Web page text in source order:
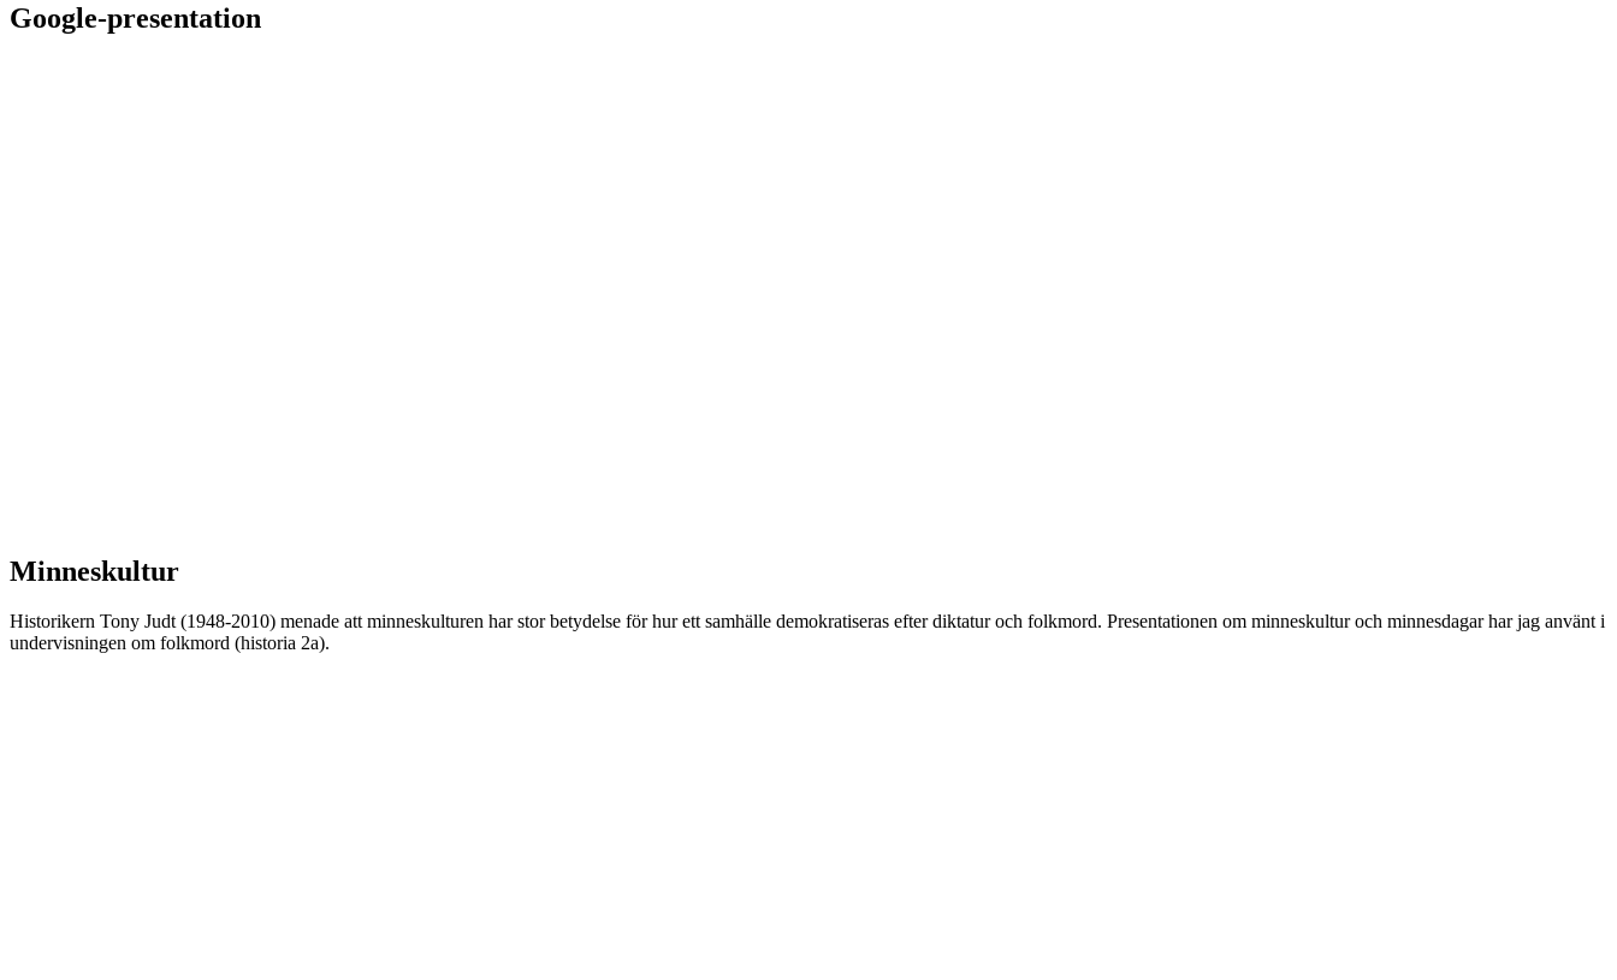
Google-presentation
Minneskultur
Historikern Tony Judt (1948-2010) menade att minneskulturen har stor betydelse för hur ett samhälle demokratiseras efter diktatur och folkmord. Presentationen om minneskultur och minnesdagar har jag använt i
undervisningen om folkmord (historia 2a).